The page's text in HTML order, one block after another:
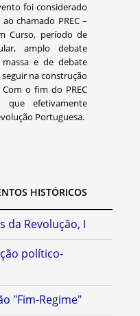
foi considerado
chamado PREC –
Curso, período de
amplo debate
e de debate
na construção
o fim do PREC
que efetivamente
Portuguesa.
HISTÓRICOS
da Revolução, I
político-
"Fim-Regime"